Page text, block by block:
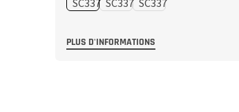
PLUS D'INFORMATIONS